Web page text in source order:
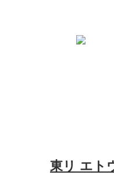
東リ エト